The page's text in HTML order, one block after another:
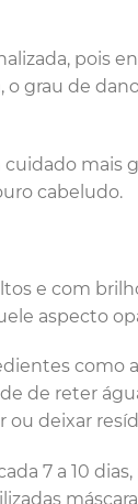
pois
grau de
mais
cabeludo.
e com
aspecto
como
de reter
ou deixar
7 a 10